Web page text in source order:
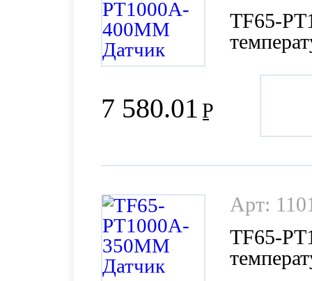
7 580.01 Р
TF65-
Арт:
TF65-